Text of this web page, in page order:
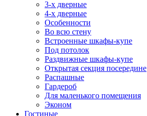
3-х дверные
4-х дверные
Особенности
Во всю стену
Встроенные шкафы-купе
Под потолок
Раздвижные шкафы-купе
Открытая секция посередине
Распашные
Гардероб
Для маленького помещения
Эконом
Гостиные